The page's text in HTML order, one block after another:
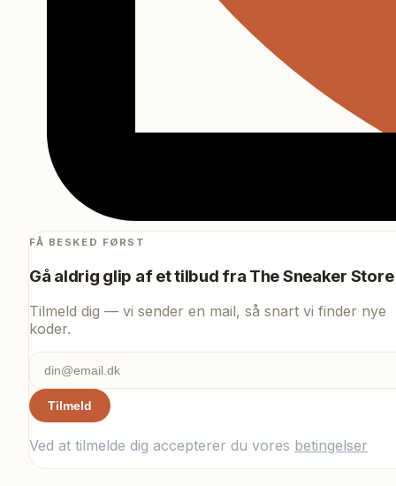
FÅ BESKED FØRST
Gå aldrig glip af et tilbud fra The Sneaker Store
Tilmeld dig — vi sender en mail, så snart vi finder nye
koder.
Tilmeld
Ved at tilmelde dig accepterer du vores betingelser